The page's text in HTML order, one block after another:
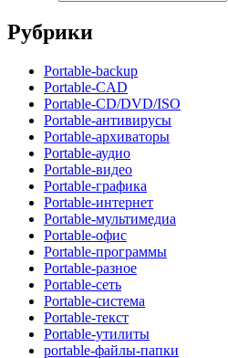
Рубрики
Portable-backup
Portable-CAD
Portable-CD/DVD/ISO
Portable-антивирусы
Portable-архиваторы
Portable-аудио
Portable-видео
Portable-графика
Portable-интернет
Portable-мультимедиа
Portable-офис
Portable-программы
Portable-разное
Portable-сеть
Portable-система
Portable-текст
Portable-утилиты
portable-файлы-папки